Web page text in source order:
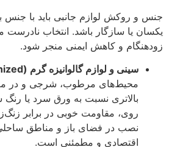
جنس و روکش لوازم جانبی باید با جنس
یکسان یا سازگار باشد. انتخاب نادرست
زودهنگام و کاهش ایمنی منجر شود.
سینی و لوازم گالوانیزه گرم (Hot-Dip Galvanized):
محیط‌های مرطوب، شرجی و در
بالاتری نسبت به ورق سرد یا
روی، مقاومت خوبی در برابر
نصب در فضای باز و مناطق
اقتصادی و مطمئنی است.